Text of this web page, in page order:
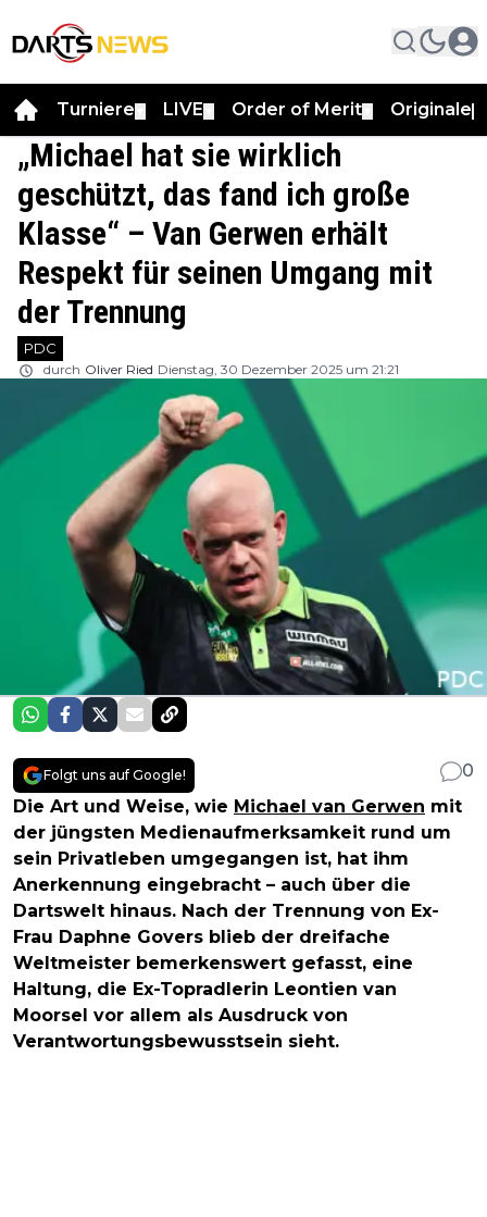
Turniere LIVE Order of Merit Originale
„Michael hat sie wirklich
geschützt, das fand ich große
Klasse“ – Van Gerwen erhält
Respekt für seinen Umgang mit
der Trennung
PDC
durch Oliver Ried Dienstag, 30 Dezember 2025 um 21:21
Folgt uns auf Google!
0
Die Art und Weise, wie Michael van Gerwen mit
der jüngsten Medienaufmerksamkeit rund um
sein Privatleben umgegangen ist, hat ihm
Anerkennung eingebracht – auch über die
Dartswelt hinaus. Nach der Trennung von Ex-
Frau Daphne Govers blieb der dreifache
Weltmeister bemerkenswert gefasst, eine
Haltung, die Ex-Topradlerin Leontien van
Moorsel vor allem als Ausdruck von
Verantwortungsbewusstsein sieht.